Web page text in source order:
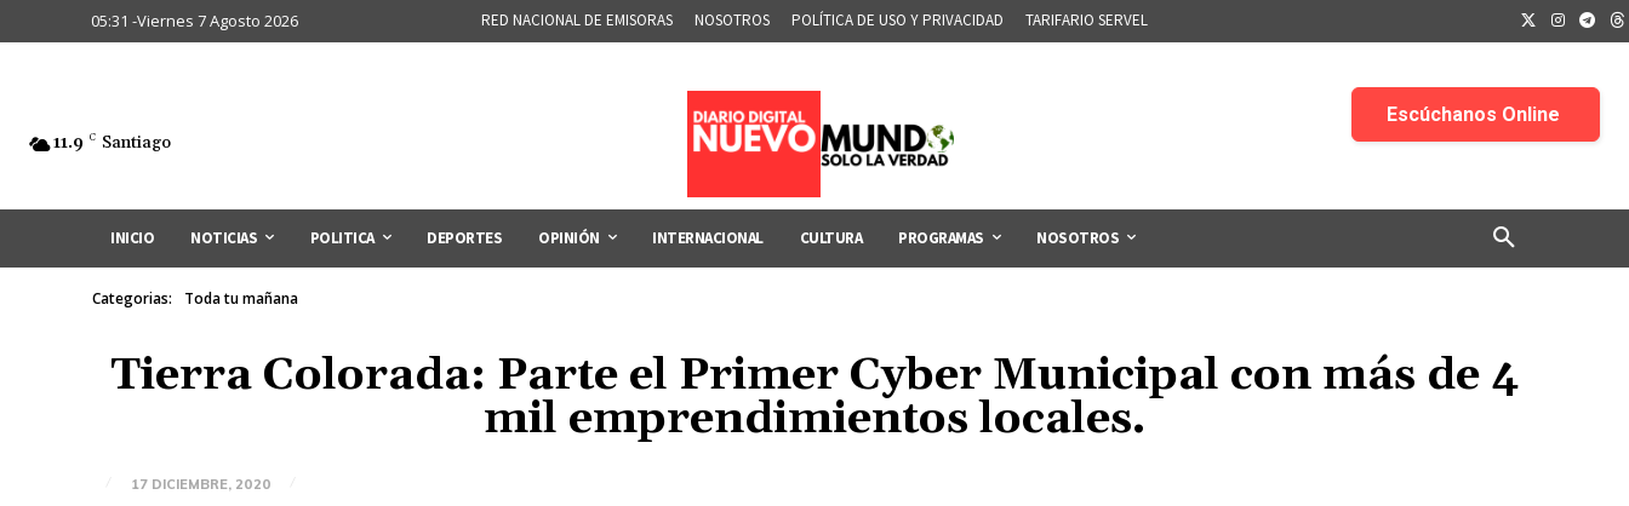
05:31 -Viernes 7 Agosto 2026 RED NACIONAL DE EMISORAS NOSOTROS POLÍTICA DE USO Y PRIVACIDAD TARIFARIO SERVEL
11.9 C Santiago
INICIO NOTICIAS POLITICA DEPORTES OPINIÓN INTERNACIONAL CULTURA PROGRAMAS NOSOTROS
Categorias: Toda tu mañana
Tierra Colorada: Parte el Primer Cyber Municipal con más de 4
mil emprendimientos locales.
17 DICIEMBRE, 2020